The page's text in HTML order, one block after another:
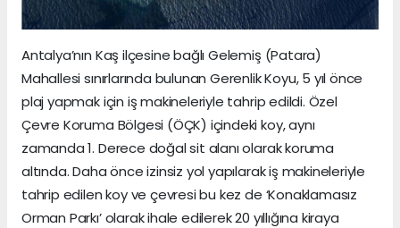
Antalya’nın Kaş ilçesine bağlı Gelemiş (Patara)
Mahallesi sınırlarında bulunan Gerenlik Koyu, 5 yıl önce
plaj yapmak için iş makineleriyle tahrip edildi. Özel
Çevre Koruma Bölgesi (ÖÇK) içindeki koy, aynı
zamanda 1. Derece doğal sit alanı olarak koruma
altında. Daha önce izinsiz yol yapılarak iş makineleriyle
tahrip edilen koy ve çevresi bu kez de ‘Konaklamasız
Orman Parkı’ olarak ihale edilerek 20 yıllığına kiraya